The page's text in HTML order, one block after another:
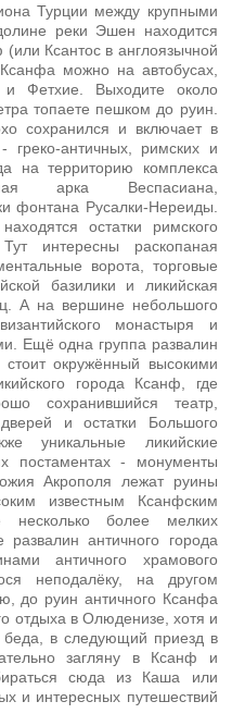
Турции между крупными
реки Эшен находится
Ксантос в англоязычной
можно на автобусах,
Фетхие. Выходите около
топаете пешком до руин.
сохранился и включает в
античных, римских и
на территорию комплекса
арка Веспасиана,
фонтана Русалки-Нереиды.
остатки римского
интересны раскопаная
ворота, торговые
базилики и ликийская
А на вершине небольшого
монастыря и
Ещё одна группа развалин
окружённый высокими
города Ксанф, где
сохранившийся театр,
и остатки Большого
уникальные ликийские
постаментах - монументы
Акрополя лежат руины
известным Ксанфским
более мелких
античного города
античного храмового
неподалёку, на другом
до руин античного Ксанфа
отдыха в Олюденизе, хотя и
беда, в следующий приезд в
загляну в Ксанф и
сюда из Каша или
и интересных путешествий